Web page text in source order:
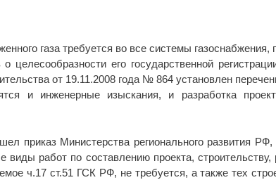
газа требуется во все системы
целесообразности его государственной
от 19.11.2008 года № 864 установлен
и инженерные изыскания, и разработка
приказ Министерства регионального развития
виды работ по составлению проекта,
ч.17 ст.51 ГСК РФ, не требуется, а также тех